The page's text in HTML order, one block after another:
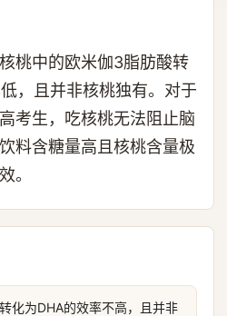
桃中的欧米伽3脂肪酸转
，且并非核桃独有。对于
考生，吃核桃无法阻止脑
料含糖量高且核桃含量极
。
化为DHA的效率不高，且并非